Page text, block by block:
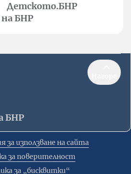
Детското.БНР
БНР
БНР
за използване на сайта
за поверителност
за „бисквитки“